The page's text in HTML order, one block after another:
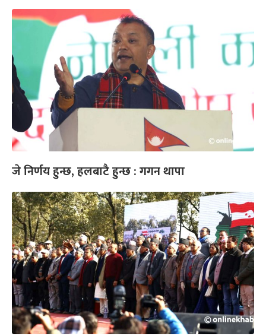
जे निर्णय हुन्छ, हलबाटै हुन्छ : गगन थापा